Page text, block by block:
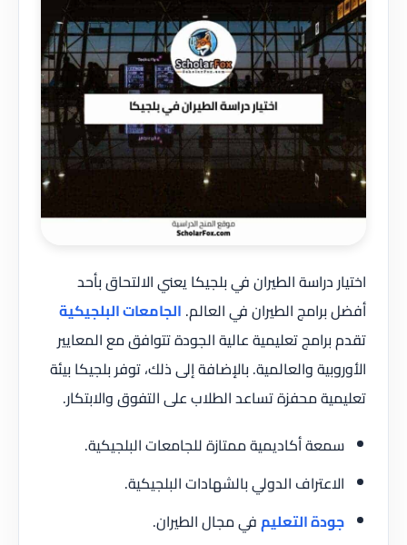
اختيار دراسة الطيران في بلجيكا يعني الالتحاق بأحد
أفضل برامج الطيران في العالم. الجامعات البلجيكية
تقدم برامج تعليمية عالية الجودة تتوافق مع المعايير
الأوروبية والعالمية. بالإضافة إلى ذلك، توفر بلجيكا بيئة
تعليمية محفزة تساعد الطلاب على التفوق والابتكار.
سمعة أكاديمية ممتازة للجامعات البلجيكية.
الاعتراف الدولي بالشهادات البلجيكية.
جودة التعليمفي مجال الطيران.